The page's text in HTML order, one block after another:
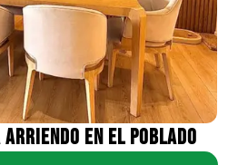
EN EL POBLADO